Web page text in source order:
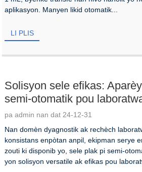
aplikasyon. Manyen likid otomatik...
LI PLIS
Solisyon sele efikas:
semi-otomatik pou
pa admin nan dat 24-12-31
Nan domèn dyagnostik ak rechèch
konsistans enpòtan anpil, ekipman serye
zouti ki disponib yo, sele plak pi semi-
yon solisyon versatile ak efikas pou